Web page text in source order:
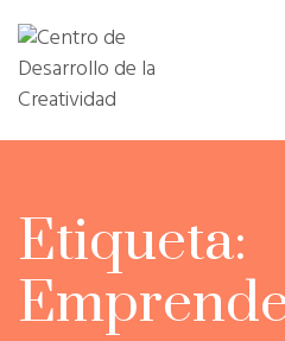
content
de la
Creatividad
Etiqueta: